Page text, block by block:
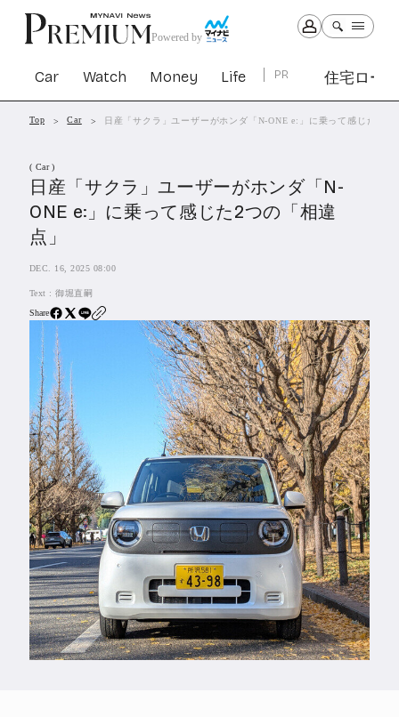
Powered by
Car Watch Money Life PR 住宅ロー
Car Watch Money Life
PR
住宅ローン
SBIネオトレード証券
All Articles
特集&連載記事
Feature
Series
Top Car 日産「サクラ」ユーザーがホンダ「N-ONE e:」に乗って感じた2つ
( Car )
日産「サクラ」ユーザーがホンダ「N-
ONE e:」に乗って感じた2つの「相違
点」
DEC. 16, 2025 08:00
Text :御堀直嗣
Share